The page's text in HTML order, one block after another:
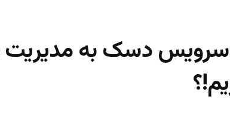
سرویس دسک به مدیریت